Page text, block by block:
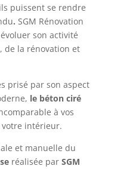
puissent se rendre
. SGM Rénovation
son activité
de la rénovation et
prisé par son aspect
le béton ciré
à vos
intérieur.
et manuelle du
réalisée par SGM